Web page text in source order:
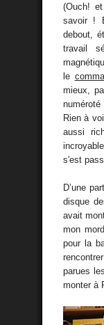
(Ouch!
savoir !
debout,
travail
le
mieux,
Rien à
aussi
s'est
D’une
disque
avait
mon
pour la
parues
monter à